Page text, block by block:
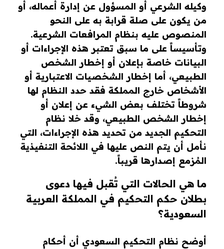
وكيله الشرعي أو المسؤول عن إدارة أعماله، أو
من يكون على صلة قرابة به على النحو
المنصوص عليه بنظام المرافعات الشرعية.
وتأسيساً على ما سبق تعتبر هذه الإجراءات أو
البيانات خاصة بإعلان أو إخطار الشخص
الطبيعي، أما إخطار الشخصيات الاعتبارية أو
الأشخاص خارج المملكة فقد حدد النظام لها
شروطاً تختلف بعض الشيء عن إعلان أو
إخطار الشخص الطبيعي، وقد خلا نظام
التحكيم الجديد من تحديد هذه الإجراءات، التي
نأمل أن يتم النص عليها في اللائحة التنفيذية
المُزمع إصدارها قريباً.
ما هي الحالات التي تُقبل فيها دعوى
بطلان حكم التحكيم في المملكة العربية
السعودية؟
أوضح نظام التحكيم السعودي أن أحكام